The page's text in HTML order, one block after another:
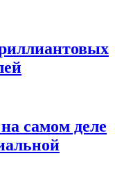
самом деле